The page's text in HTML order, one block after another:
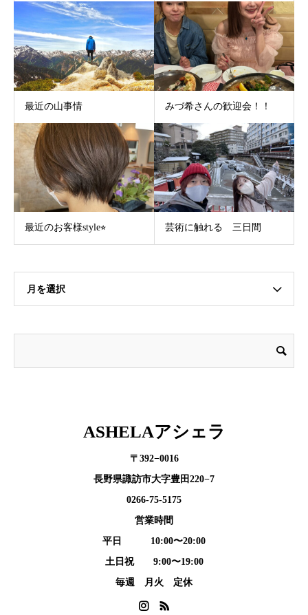
最近の山事情 みづ希さんの歓迎会！！
最近のお客様style⭐︎ 芸術に触れる 三日間
月を選択
ASHELAアシェラ
〒392−0016
長野県諏訪市大字豊田220−7
0266-75-5175
営業時間
平日 10:00〜20:00
土日祝 9:00〜19:00
毎週 月火 定休